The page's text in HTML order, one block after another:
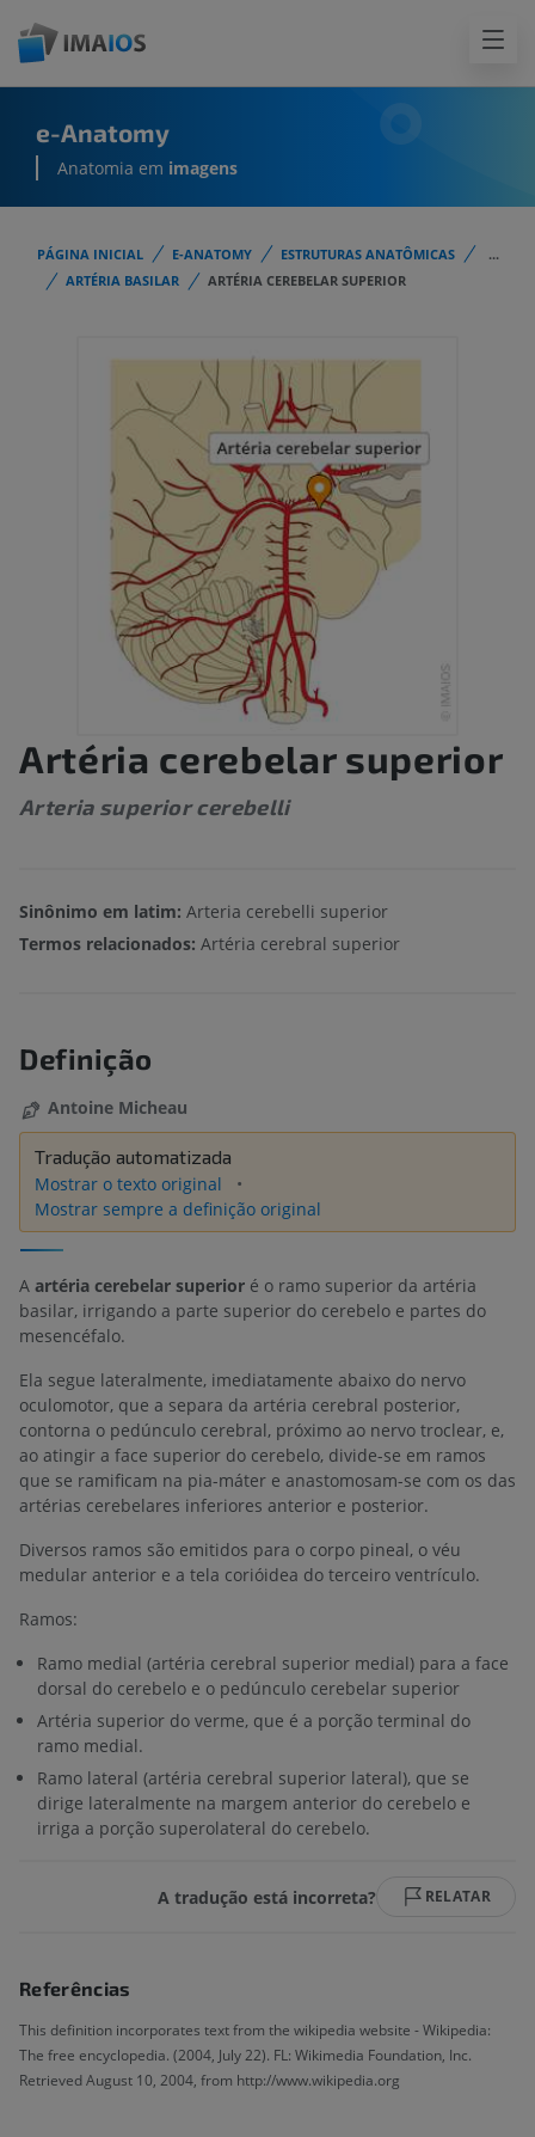
e-Anatomy
Anatomia em imagens
PÁGINA INICIAL E-ANATOMY ESTRUTURAS ANATÔMICAS
...
ARTÉRIA BASILAR
ARTÉRIA CEREBELAR SUPERIOR
Artéria cerebelar superior
Arteria superior cerebelli
Sinônimo em latim: Arteria cerebelli superior
Termos relacionados: Artéria cerebral superior
Definição
Antoine Micheau
Tradução automatizada
Mostrar o texto original
Mostrar sempre a definição original
A artéria cerebelar superior é o ramo superior da artéria
basilar, irrigando a parte superior do cerebelo e partes do
mesencéfalo.
Ela segue lateralmente, imediatamente abaixo do nervo
oculomotor, que a separa da artéria cerebral posterior,
contorna o pedúnculo cerebral, próximo ao nervo troclear, e,
ao atingir a face superior do cerebelo, divide-se em ramos
que se ramificam na pia-máter e anastomosam-se com os das
artérias cerebelares inferiores anterior e posterior.
Diversos ramos são emitidos para o corpo pineal, o véu
medular anterior e a tela corióidea do terceiro ventrículo.
Ramos:
Ramo medial (artéria cerebral superior medial) para a face
dorsal do cerebelo e o pedúnculo cerebelar superior
Artéria superior do verme, que é a porção terminal do
ramo medial.
Ramo lateral (artéria cerebral superior lateral), que se
dirige lateralmente na margem anterior do cerebelo e
irriga a porção superolateral do cerebelo.
A tradução está incorreta? RELATAR
Referências
This definition incorporates text from the wikipedia website - Wikipedia:
The free encyclopedia. (2004, July 22). FL: Wikimedia Foundation, Inc.
Retrieved August 10, 2004, from http://www.wikipedia.org